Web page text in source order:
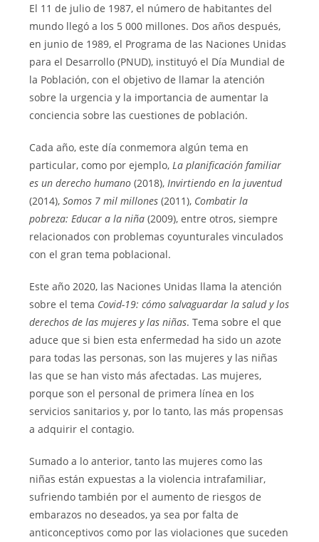
El 11 de julio de 1987, el número de habitantes del
mundo llegó a los 5 000 millones. Dos años después,
en junio de 1989, el Programa de las Naciones Unidas
para el Desarrollo (PNUD), instituyó el Día Mundial de
la Población, con el objetivo de llamar la atención
sobre la urgencia y la importancia de aumentar la
conciencia sobre las cuestiones de población.
Cada año, este día conmemora algún tema en
particular, como por ejemplo,La planificación familiar
es un derecho humano (2018),Invirtiendo en la juventud
(2014),Somos 7 mil millones (2011), Combatir la
pobreza: Educar a la niña (2009), entre otros, siempre
relacionados con problemas coyunturales vinculados
con el gran tema poblacional.
Este año 2020, las Naciones Unidas llama la atención
sobre el tema Covid-19: cómo salvaguardar la salud y los
derechos de las mujeres y las niñas. Tema sobre el que
aduce que si bien esta enfermedad ha sido un azote
para todas las personas, son las mujeres y las niñas
las que se han visto más afectadas. Las mujeres,
porque son el personal de primera línea en los
servicios sanitarios y, por lo tanto, las más propensas
a adquirir el contagio.
Sumado a lo anterior, tanto las mujeres como las
niñas están expuestas a la violencia intrafamiliar,
sufriendo también por el aumento de riesgos de
embarazos no deseados, ya sea por falta de
anticonceptivos como por las violaciones que suceden